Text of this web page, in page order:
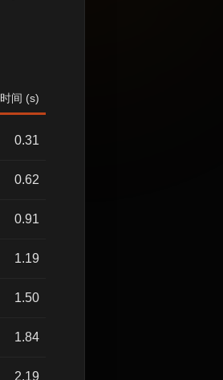
时间 (s)
0.31
0.62
0.91
1.19
1.50
1.84
2.19